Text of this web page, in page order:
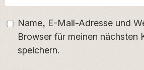
Name, E-Mail-Adresse und
Browser für meinen nächsten
speichern.